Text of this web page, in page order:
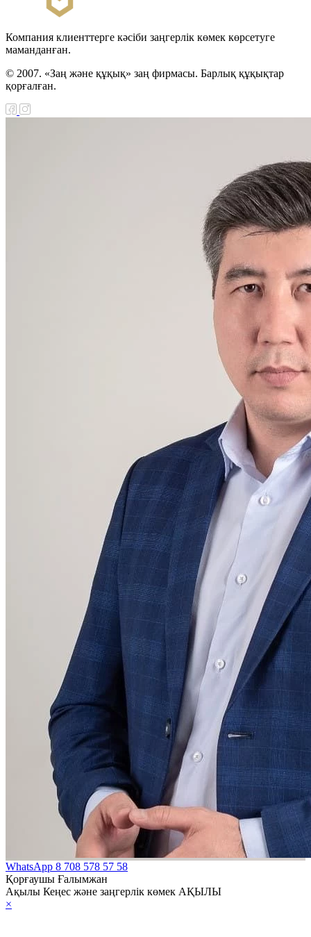
Компания клиенттерге кәсіби заңгерлік көмек көрсетуге
маманданған.
© 2007. «Заң және құқық» заң фирмасы. Барлық құқықтар
қорғалған.
WhatsApp 8 708 578 57 58
Қорғаушы Ғалымжан
Ақылы Кеңес және заңгерлік көмек АҚЫЛЫ
×